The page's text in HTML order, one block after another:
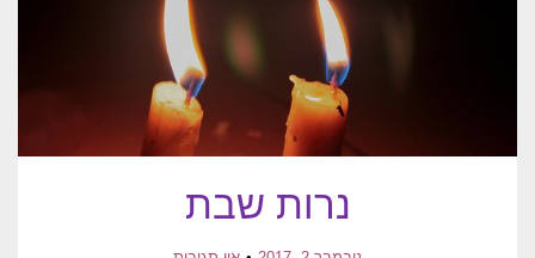
נרות שבת